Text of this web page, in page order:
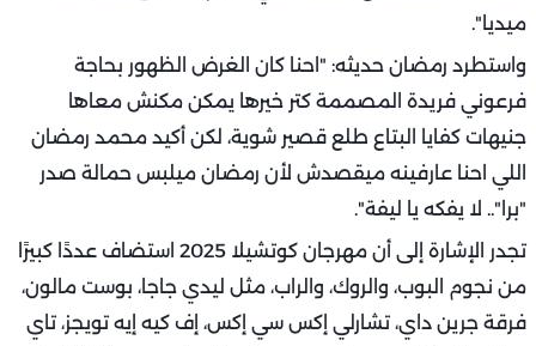
ميديا".
واستطرد رمضان حديثه: "احنا كان الغرض الظهور بحاجة
فرعوني فريدة المصممة كتر خيرها يمكن مكنش معاها
جنيهات كفايا البتاع طلع قصير شوية، لكن أكيد محمد رمضان
اللي احنا عارفينه ميقصدش لأن رمضان ميلبس حمالة صدر
"برا".. لا يفكه يا ليفة".
تجدر الإشارة إلى أن مهرجان كوتشيلا 2025 استضاف عددًا كبيرًا
من نجوم البوب، والروك، والراب، مثل ليدي جاجا، بوست مالون،
فرقة جرين داي، تشارلي إكس سي إكس، إف كيه إيه تويجز، تاي